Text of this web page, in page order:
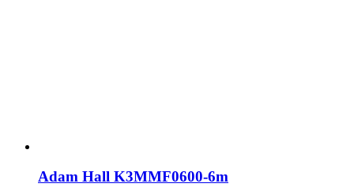
Adam Hall K3MMF0600-6m